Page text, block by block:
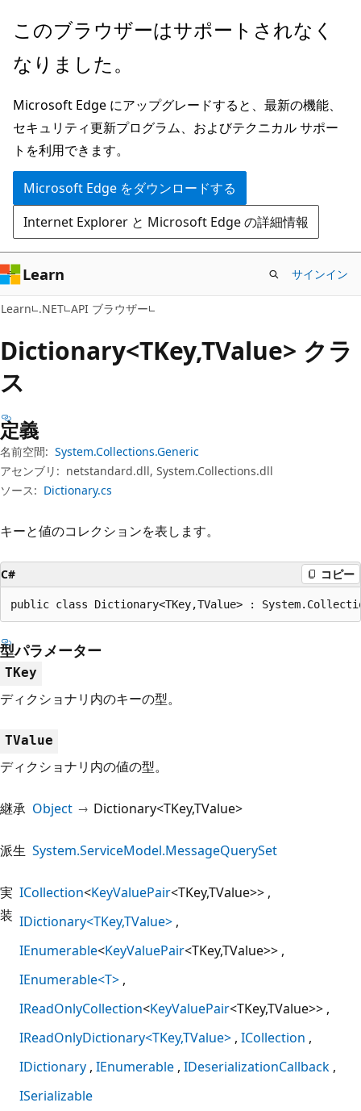
メ
ン
ン
テ
ン
ツ
に
ス
キ
ッ
プ
ペ
ジ
ナ
ビ
ゲ
ー
シ
ョ
ン
に
ス
キ
ッ
プ
このブラウザーはサポートされなく
なりました。
Microsoft Edge にアップグレードすると、最新の機能、
セキュリティ更新プログラム、およびテクニカル サポー
トを利用できます。
Microsoft Edge をダウンロードする
Internet Explorer と Microsoft Edge の詳細情報
Learn サインイン
Learn .NET API ブラウザー
Dictionary<TKey,TValue> クラ
ス
定義
名前空間: System.Collections.Generic
アセンブリ: netstandard.dll, System.Collections.dll
ソース: Dictionary.cs
キーと値のコレクションを表します。
C# コピー
public class Dictionary<TKey,TValue> :
型パラメーター
TKey
ディクショナリ内のキーの型。
TValue
ディクショナリ内の値の型。
継承 Object Dictionary<TKey,TValue>
派生 System.ServiceModel.MessageQuerySet
実
装
ICollection<KeyValuePair<TKey,TValue>>
IDictionary<TKey,TValue>
IEnumerable<KeyValuePair<TKey,TValue>>
IEnumerable<T>
IReadOnlyCollection<KeyValuePair<TKey,TValue>>
IReadOnlyDictionary<TKey,TValue> ICollection
IDictionary IEnumerable IDeserializationCallback
ISerializable